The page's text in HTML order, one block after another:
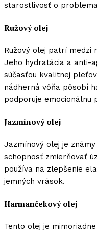
starostlivosť o
Ružový olej
Ružový olej patrí medzi
Jeho hydratácia a anti-
súčasťou kvalitnej
nádherná vôňa pôsobí
podporuje emocionálnu
Jazmínový olej
Jazmínový olej je
schopnosť zmierňovať
používa na zlepšenie
jemných vrások.
Harmančekový olej
Tento olej je